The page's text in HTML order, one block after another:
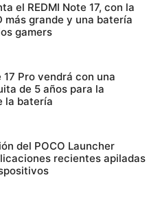
el REDMI Note 17, con la
más grande y una batería
gamers
17 Pro vendrá con una
de 5 años para la
la batería
del POCO Launcher
recientes apiladas